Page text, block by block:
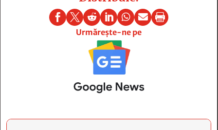
     

Urmărește-ne pe